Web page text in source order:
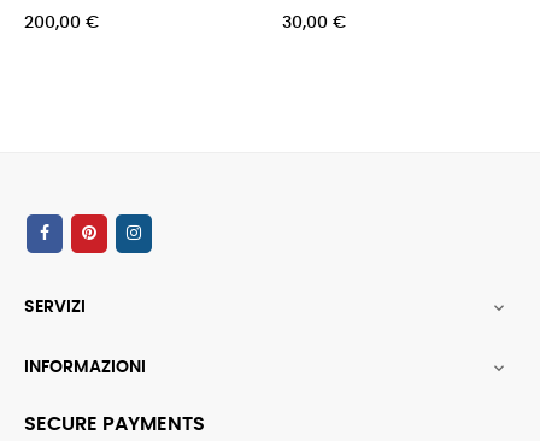
200,00 € 30,00 €
SERVIZI 
INFORMAZIONI 
SECURE PAYMENTS